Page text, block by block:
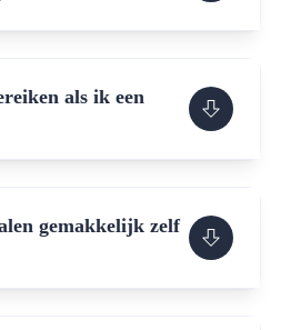
als ik een
gemakkelijk zelf